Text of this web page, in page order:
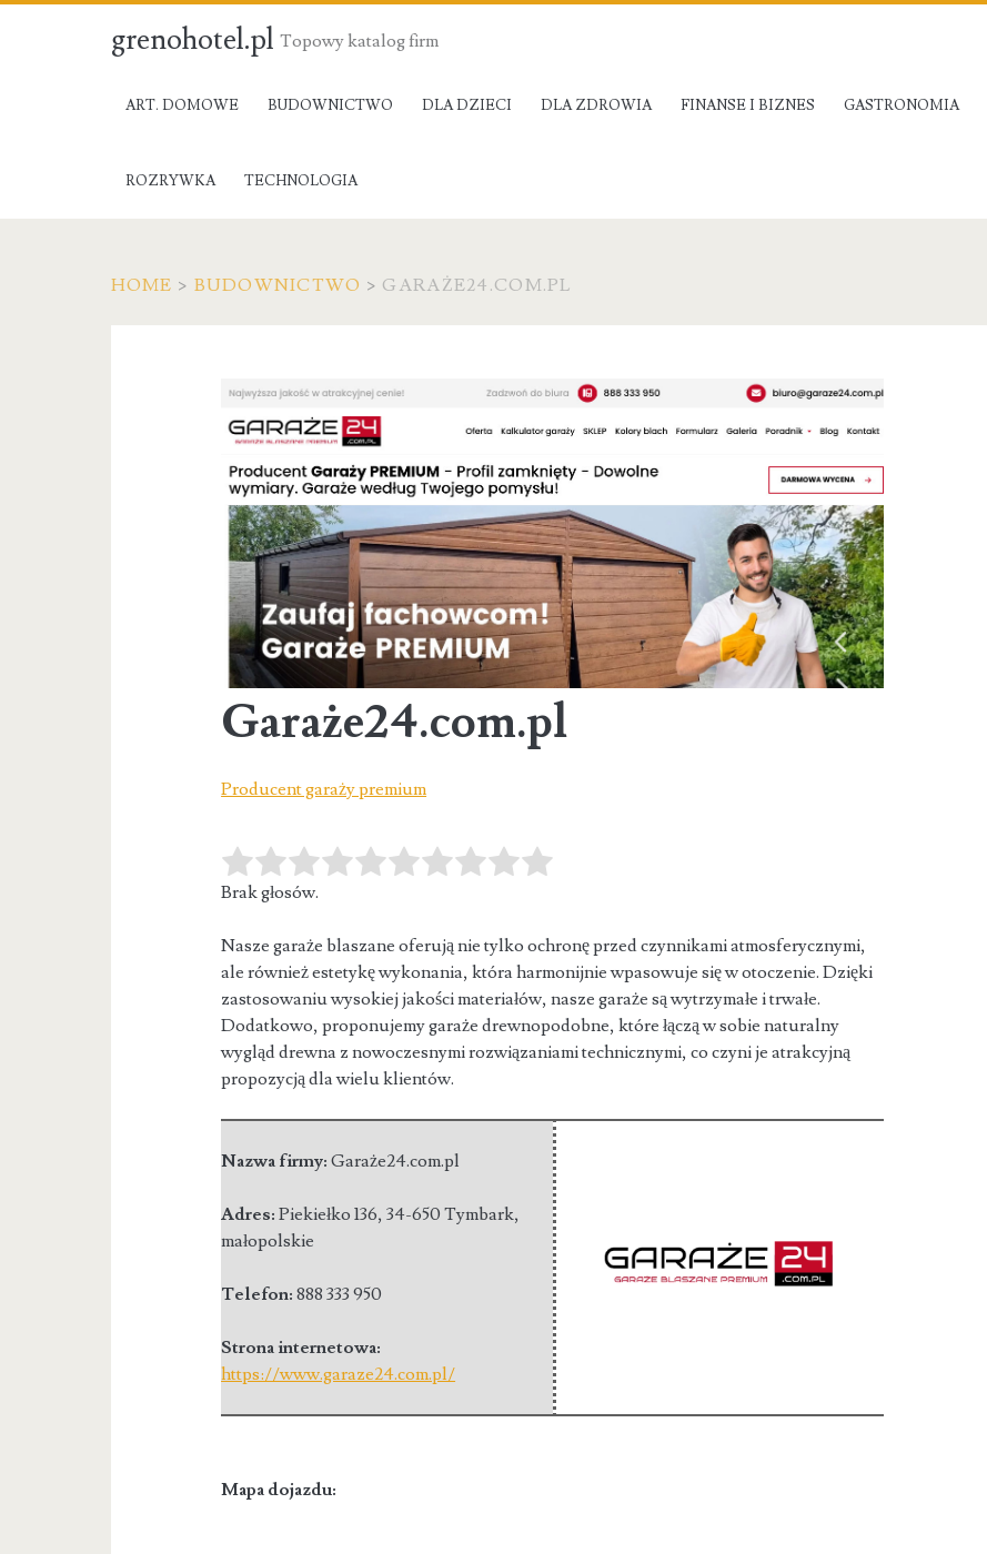
grenohotel.pl Topowy katalog firm
ART. DOMOWE BUDOWNICTWO DLA DZIECI DLA ZDROWIA FINANSE I BIZNES GASTRONOMIA
ROZRYWKA TECHNOLOGIA
HOME > BUDOWNICTWO > GARAŻE24.COM.PL
Garaże24.com.pl
Producent garaży premium
Brak głosów.
Nasze garaże blaszane oferują nie tylko ochronę przed czynnikami atmosferycznymi,
ale również estetykę wykonania, która harmonijnie wpasowuje się w otoczenie. Dzięki
zastosowaniu wysokiej jakości materiałów, nasze garaże są wytrzymałe i trwałe.
Dodatkowo, proponujemy garaże drewnopodobne, które łączą w sobie naturalny
wygląd drewna z nowoczesnymi rozwiązaniami technicznymi, co czyni je atrakcyjną
propozycją dla wielu klientów.
Nazwa firmy:Garaże24.com.pl
Adres:Piekiełko 136,34-650 Tymbark,
małopolskie
Telefon:888 333 950
Strona internetowa:
https://www.garaze24.com.pl/
Mapa dojazdu: